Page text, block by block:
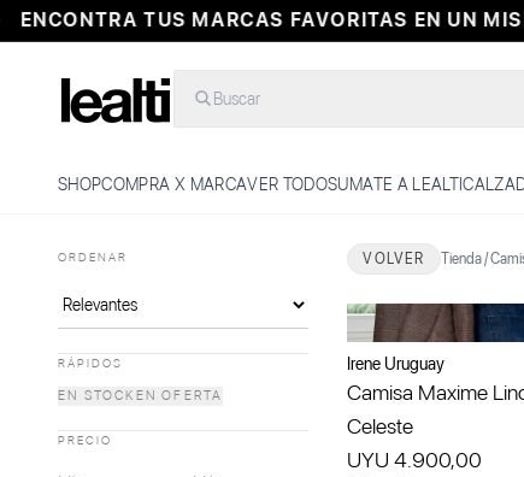
TUS MARCAS FAVORITAS EN UN MISMO
Buscar
SHOPCOMPRA X MARCAVER TODOSUMATE A LEALTI
ORDENAR
RÁPIDOS
EN STOCK EN OFERTA
PRECIO
VOLVER Tienda/
Irene Uruguay
Camisa Maxime
Celeste
UYU 4.900,00